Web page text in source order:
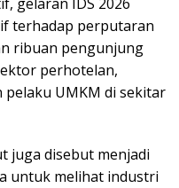
gelaran IDS 2026
terhadap perputaran
ribuan pengunjung
perhotelan,
UMKM di sekitar
juga disebut menjadi
untuk melihat industri